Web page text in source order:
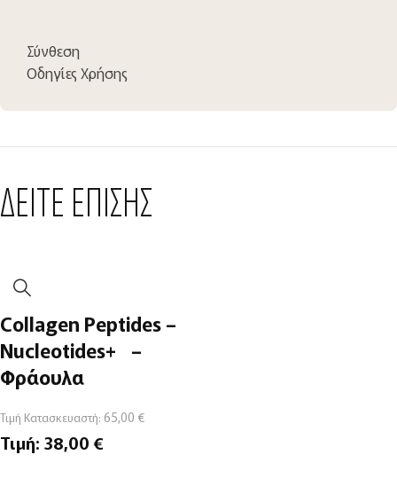
Σύνθεση
Οδηγίες Χρήσης
ΔΕΙΤΕ ΕΠΙΣΗΣ
Collagen Peptides –
Nucleotides+ –
Φράουλα
Τιμή Κατασκευαστή: 65,00 €
Τιμή: 38,00€